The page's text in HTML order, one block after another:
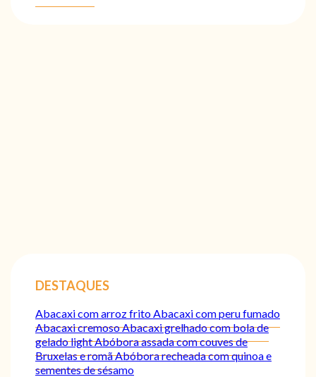
DESTAQUES
Abacaxi com arroz fritoAbacaxi com peru fumado
Abacaxi cremosoAbacaxi grelhado com bola de
gelado lightAbóbora assada com couves de
Bruxelas e romãAbóbora recheada com quinoa e
sementes de sésamo